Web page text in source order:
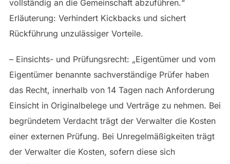
vollständig an die Gemeinschaft abzuführen.“
Erläuterung: Verhindert Kickbacks und sichert
Rückführung unzulässiger Vorteile.
– Einsichts- und Prüfungsrecht: „Eigentümer und vom
Eigentümer benannte sachverständige Prüfer haben
das Recht, innerhalb von 14 Tagen nach Anforderung
Einsicht in Originalbelege und Verträge zu nehmen. Bei
begründetem Verdacht trägt der Verwalter die Kosten
einer externen Prüfung. Bei Unregelmäßigkeiten trägt
der Verwalter die Kosten, sofern diese sich